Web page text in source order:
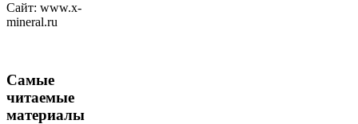
Сайт: www.x-
mineral.ru
Самые
читаемые
материалы